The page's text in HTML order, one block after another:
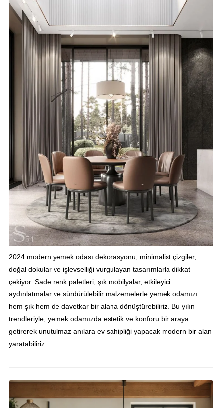
2024 modern yemek odası dekorasyonu, minimalist çizgiler,
doğal dokular ve işlevselliği vurgulayan tasarımlarla dikkat
çekiyor. Sade renk paletleri, şık mobilyalar, etkileyici
aydınlatmalar ve sürdürülebilir malzemelerle yemek odamızı
hem şık hem de davetkar bir alana dönüştürebiliriz. Bu yılın
trendleriyle, yemek odamızda estetik ve konforu bir araya
getirerek unutulmaz anılara ev sahipliği yapacak modern bir alan
yaratabiliriz.